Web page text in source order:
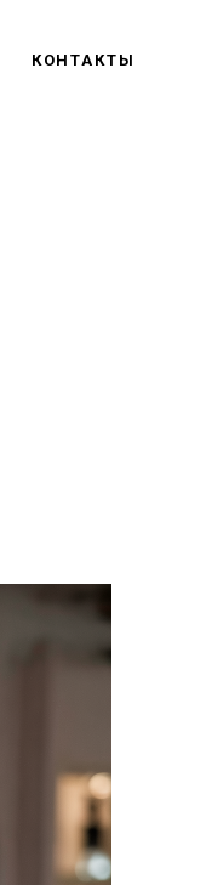
КОНТАКТЫ